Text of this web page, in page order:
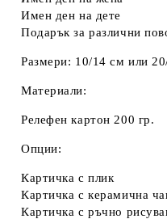
Имен ден на дете
Подарък за различни
Размери: 10/14 см или
Материали:
Релефен картон 200 гр.
Опции:
Картичка с плик
Картичка с керамична
Картичка с ръчно